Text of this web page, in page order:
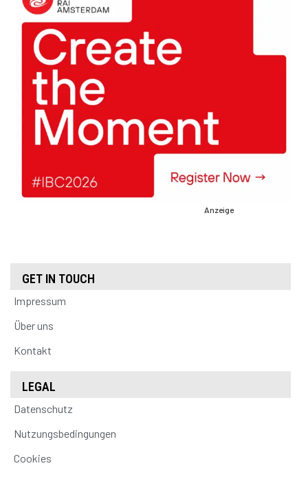
Anzeige
GET IN TOUCH
Impressum
Über uns
Kontakt
LEGAL
Datenschutz
Nutzungsbedingungen
Cookies